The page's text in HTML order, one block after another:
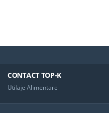
CONTACT TOP-K
Utilaje Alimentare